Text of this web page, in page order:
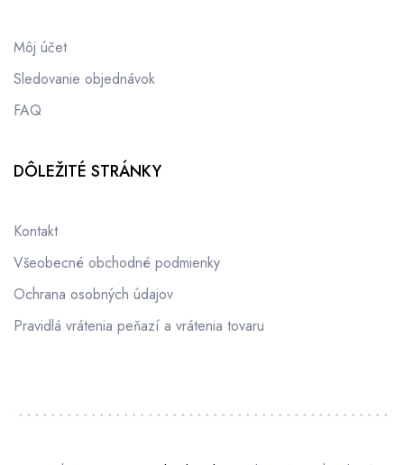
Môj účet
Sledovanie objednávok
FAQ
DÔLEŽITÉ STRÁNKY
Kontakt
Všeobecné obchodné podmienky
Ochrana osobných údajov
Pravidlá vrátenia peňazí a vrátenia tovaru